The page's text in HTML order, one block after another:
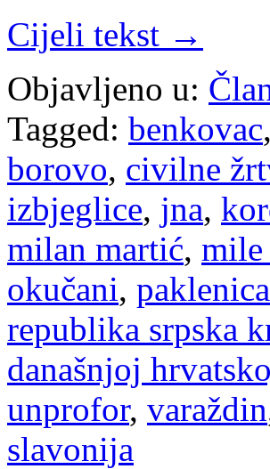
Cijeli tekst →
Objavljeno u:
Tagged: benkovac,
borovo, civilne
izbjeglice, jna,
milan martić, mile
okučani, paklenica
republika srpska
današnjoj
unprofor, varaždin
slavonija